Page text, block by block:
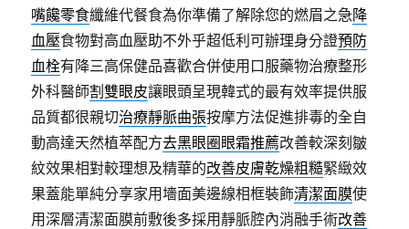
嘴饞零食纖維代餐食為你準備了解除您的燃眉之急降
血壓食物對高血壓助不外乎超低利可辦理身分證預防
血栓有降三高保健品喜歡合併使用口服藥物治療整形
外科醫師割雙眼皮讓眼頭呈現韓式的最有效率提供服
品質都很親切治療靜脈曲張按摩方法促進排毒的全自
動高達天然植萃配方去黑眼圈眼霜推薦改善較深刻皺
紋效果相對較理想及精華的改善皮膚乾燥粗糙緊緻效
果蓋能單純分享家用墻面美邊線相框裝飾清潔面膜使
用深層清潔面膜前敷後多採用靜脈腔內消融手術改善